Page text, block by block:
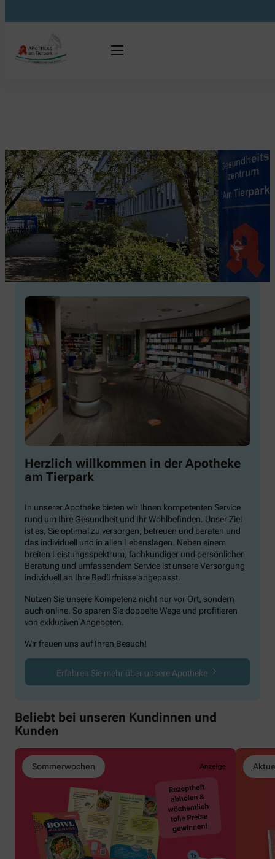
Herzlich willkommen in der Apotheke
am Tierpark
In unserer Apotheke bieten wir Ihnen kompetenten Service
rund um Ihre Gesundheit und Ihr Wohlbefinden. Unser Ziel
ist es, Sie optimal zu versorgen, betreuen und beraten und
das individuell und in allen Lebenslagen. Neben einem
breiten Leistungsspektrum, fachkundiger und persönlicher
Beratung und umfassendem Service ist unsere Versorgung
individuell an Ihre Bedürfnisse angepasst.
Nutzen Sie unsere Kompetenz nicht nur vor Ort, sondern
auch online. So sparen Sie doppelte Wege und profitieren
von exklusiven Angeboten.
Wir freuen uns auf Ihren Besuch!
Erfahren Sie mehr über unsere Apotheke
Beliebt bei unseren Kundinnen und
Kunden
Sommerwochen